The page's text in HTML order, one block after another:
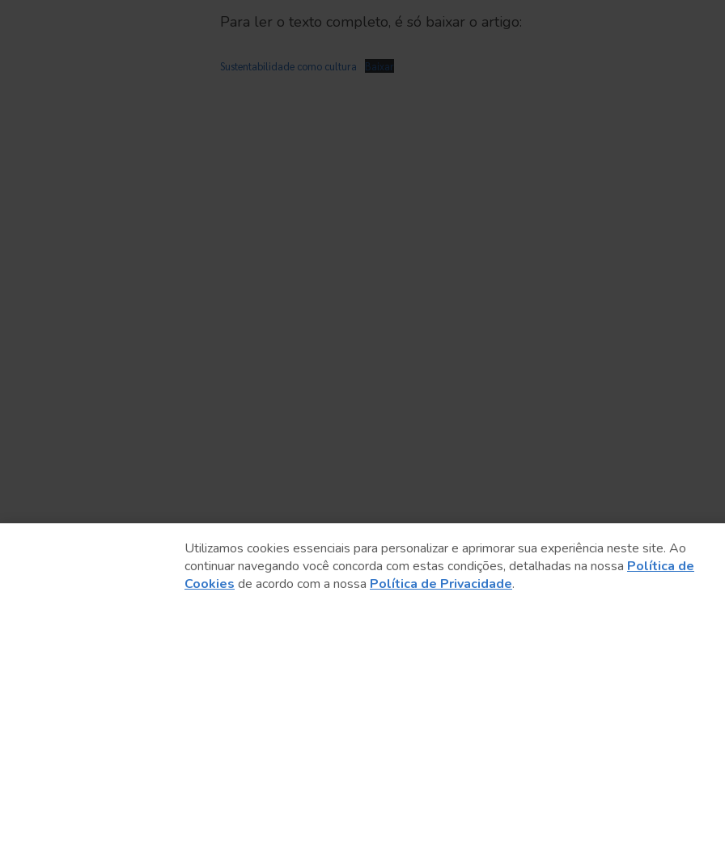
Para ler o texto completo, é só baixar o artigo:
Sustentabilidade como cultura Baixar
Anterior
Utilizamos cookies essenciais para personalizar e aprimorar sua experiência neste site. Ao
continuar navegando você concorda com estas condições, detalhadas na nossa Política de
Cookies de acordo com a nossa Política de Privacidade.